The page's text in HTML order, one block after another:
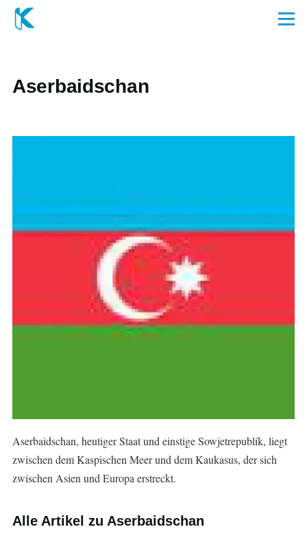
Direkt zum Inhalt
Menü
Aserbaidschan
Aserbaidschan, heutiger Staat und einstige Sowjetrepublik, liegt
zwischen dem Kaspischen Meer und dem Kaukasus, der sich
zwischen Asien und Europa erstreckt.
Alle Artikel zu Aserbaidschan